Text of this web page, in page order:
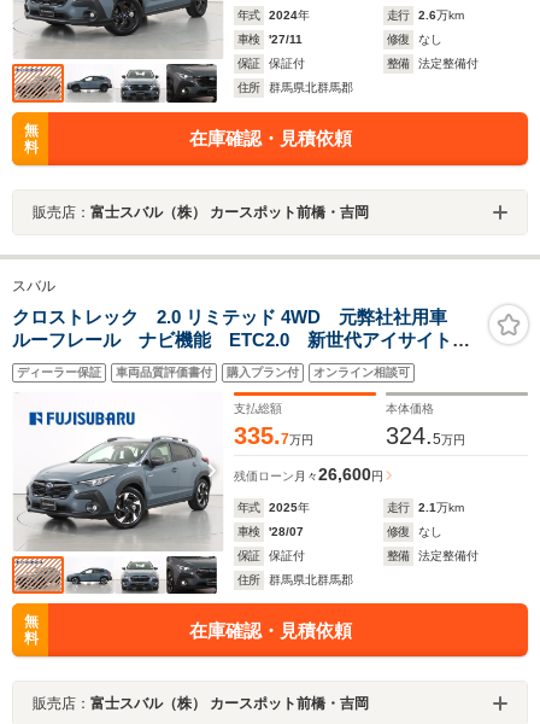
年式 2024年 走行 2.6万km
車検
'27/11 修復
なし
保証
保証付 整備
法定整備付
住所
群馬県北群馬郡
無
料
在庫確認・見積依頼
販売店： 富士スバル（株） カースポット前橋・吉岡
スバル
クロストレック 2.0 リミテッド 4WD 元弊社社用車
ルーフレール ナビ機能 ETC2.0 新世代アイサイト
追従クルコン ツーリングアシスト X-MODE シート
ヒーター パワーシート ワンオーナー 禁煙車 LED
ヘッドランプ
ディーラー保証 車両品質評価書付 購入プラン付 オンライン相談可
支払総額
335.7万円
本体価格
324.5万円
残価ローン 月々26,600円
年式 2025年 走行 2.1万km
車検
'28/07 修復
なし
保証
保証付 整備
法定整備付
住所
群馬県北群馬郡
無
料
在庫確認・見積依頼
販売店： 富士スバル（株） カースポット前橋・吉岡